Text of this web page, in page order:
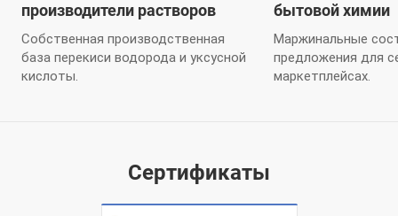
производители растворов
Собственная производственная
база перекиси водорода и уксусной
кислоты.
бытовой химии
Маржинальные
предложения для
маркетплейсах.
Сертификаты